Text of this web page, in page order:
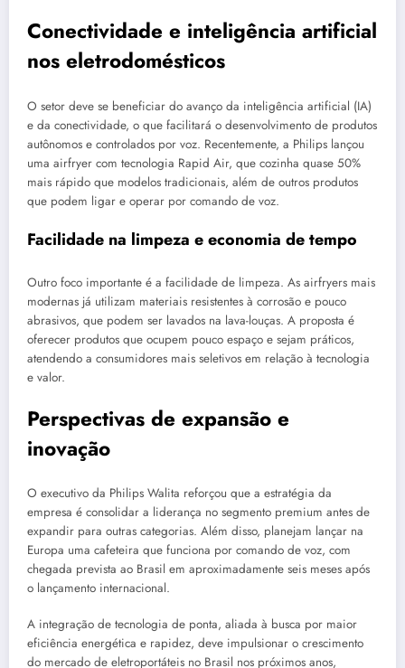
Conectividade e inteligência artificial
nos eletrodomésticos
O setor deve se beneficiar do avanço da inteligência artificial (IA)
e da conectividade, o que facilitará o desenvolvimento de produtos
autônomos e controlados por voz. Recentemente, a Philips lançou
uma airfryer com tecnologia Rapid Air, que cozinha quase 50%
mais rápido que modelos tradicionais, além de outros produtos
que podem ligar e operar por comando de voz.
Facilidade na limpeza e economia de tempo
Outro foco importante é a facilidade de limpeza. As airfryers mais
modernas já utilizam materiais resistentes à corrosão e pouco
abrasivos, que podem ser lavados na lava-louças. A proposta é
oferecer produtos que ocupem pouco espaço e sejam práticos,
atendendo a consumidores mais seletivos em relação à tecnologia
e valor.
Perspectivas de expansão e
inovação
O executivo da Philips Walita reforçou que a estratégia da
empresa é consolidar a liderança no segmento premium antes de
expandir para outras categorias. Além disso, planejam lançar na
Europa uma cafeteira que funciona por comando de voz, com
chegada prevista ao Brasil em aproximadamente seis meses após
o lançamento internacional.
A integração de tecnologia de ponta, aliada à busca por maior
eficiência energética e rapidez, deve impulsionar o crescimento
do mercado de eletroportáteis no Brasil nos próximos anos,